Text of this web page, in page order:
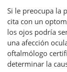
Si le preocupa la
cita con un
los ojos podría
una afección
oftalmólogo
determinar la